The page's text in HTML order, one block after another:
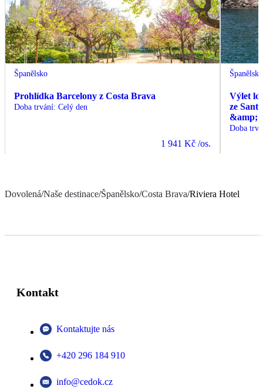
Španělsko
Prohlídka Barcelony z Costa Brava
Doba trvání: Celý den
1 941 Kč /os.
Španělsko
Výlet
ze
&amp;
Doba
Dovolená/Naše destinace/Španělsko/Costa Brava/Riviera Hotel
Kontakt
Kontaktujte nás
+420 296 184 910
info@cedok.cz